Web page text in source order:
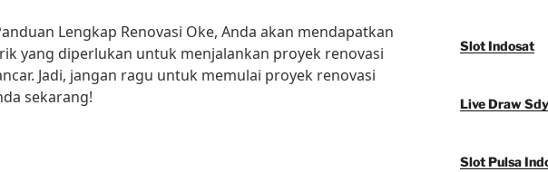
Lengkap Renovasi Oke, Anda akan mendapatkan
yang diperlukan untuk menjalankan proyek renovasi
Jadi, jangan ragu untuk memulai proyek renovasi
sekarang!
Slot Indosat
Live Draw Sdy
Slot Pulsa